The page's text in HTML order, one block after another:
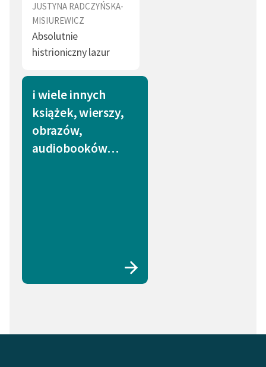
JUSTYNA RADCZYŃSKA-
MISIUREWICZ
Absolutnie
histrioniczny lazur
i wiele innych
książek, wierszy,
obrazów,
audiobooków…